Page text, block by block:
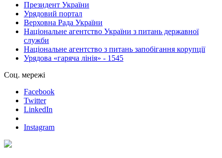
Президент України
Урядовий портал
Верховна Рада України
Національне агентство України з питань державної
служби
Національне агентство з питань запобігання корупції
Урядова «гаряча лінія» - 1545
Соц. мережі
Facebook
Twitter
LinkedIn
Instagram